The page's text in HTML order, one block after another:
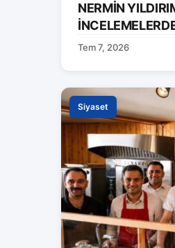
NERMİN
Tem 7, 2026
Siyaset